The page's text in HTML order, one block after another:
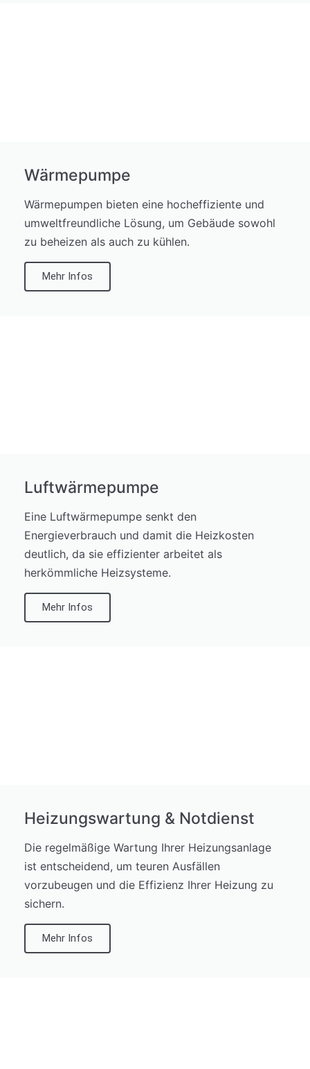
Wärmepumpe
Wärmepumpen bieten eine hocheffiziente und
umweltfreundliche Lösung, um Gebäude sowohl
zu beheizen als auch zu kühlen.
Mehr Infos
Luftwärmepumpe
Eine Luftwärmepumpe senkt den
Energieverbrauch und damit die Heizkosten
deutlich, da sie effizienter arbeitet als
herkömmliche Heizsysteme.
Mehr Infos
Heizungswartung & Notdienst
Die regelmäßige Wartung Ihrer Heizungsanlage
ist entscheidend, um teuren Ausfällen
vorzubeugen und die Effizienz Ihrer Heizung zu
sichern.
Mehr Infos